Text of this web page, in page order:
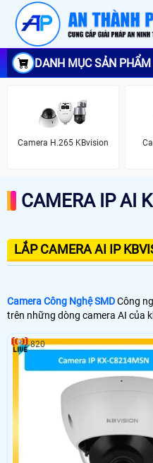
DANH MỤC SẢN PHẨM
Camera H.265 KBvision
CAMERA IP AI
LẮP CAMERA AI IP
Camera Công Nghệ SMDCông
trên những dòng camera AI của
820